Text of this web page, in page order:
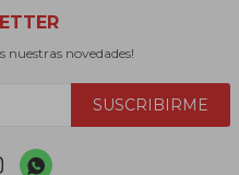
nuestras novedades!
SUSCRIBIRME
